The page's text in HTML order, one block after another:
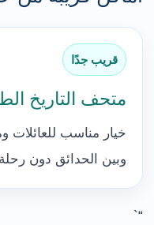
قريب جدًا
متحف التاريخ
خيار مناسب للعائلات
وبين الحدائق دون
“`